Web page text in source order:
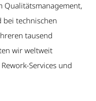
Qualitätsmanagement,
technischen
tausend
wir weltweit
Services und